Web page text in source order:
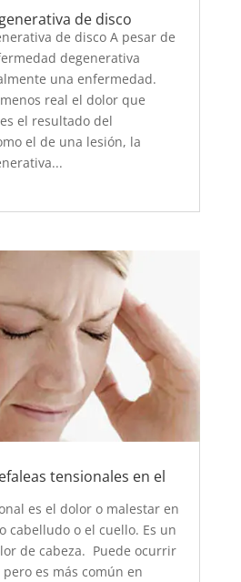
de disco
de disco A pesar de
degenerativa
una enfermedad.
real el dolor que
el resultado del
el de una lesión, la
tensionales en el
es el dolor o malestar en
cabelludo o el cuello. Es un
de cabeza. Puede ocurrir
es más común en